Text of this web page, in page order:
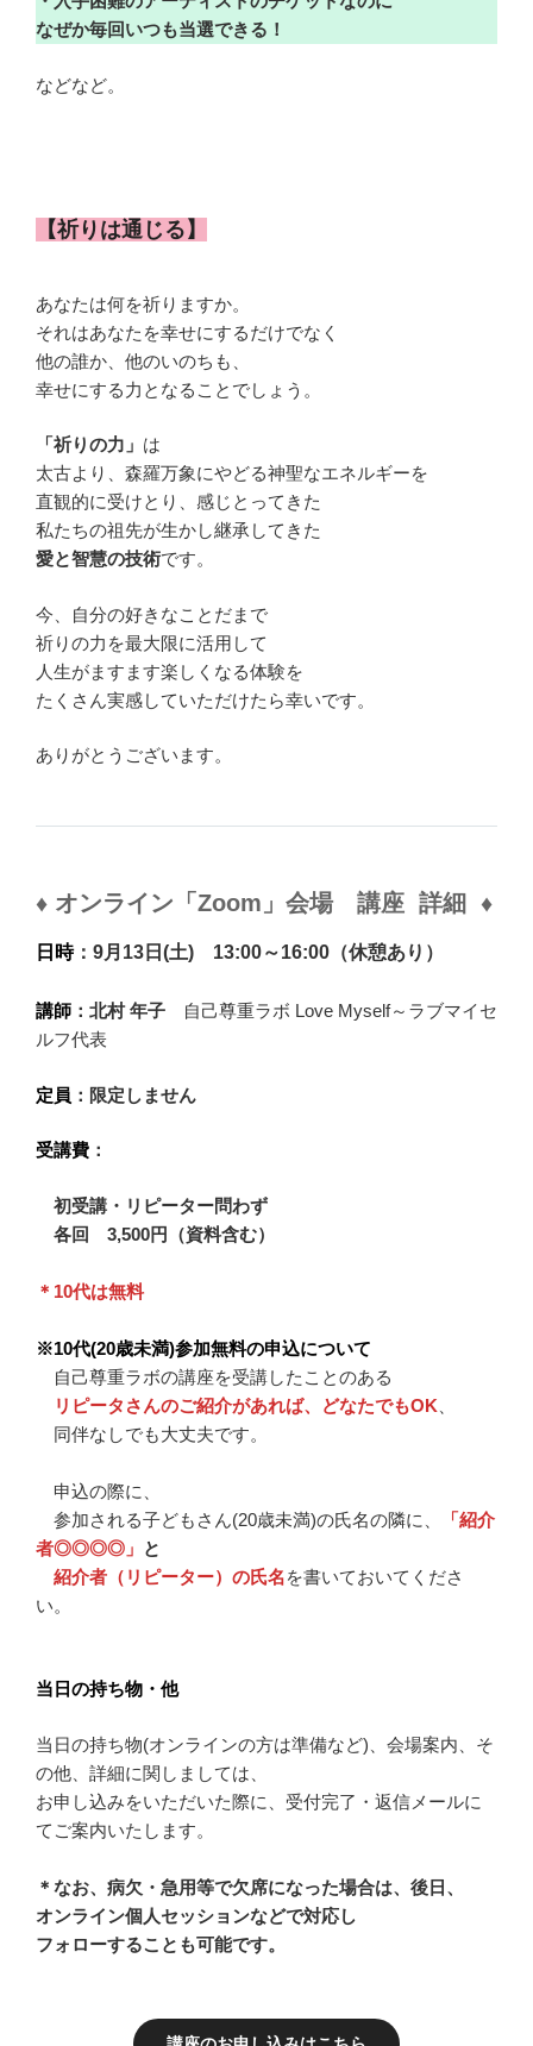
なぜか毎回いつも当選できる！
などなど。
【祈りは通じる】
あなたは何を祈りますか。
それはあなたを幸せにするだけでなく
他の誰か、他のいのちも、
幸せにする力となることでしょう。
「祈りの力」 は
太古より、森羅万象にやどる神聖なエネルギーを
直観的に受けとり、感じとってきた
私たちの祖先が生かし継承してきた
愛と智慧の技術です。
今、自分の好きなことだまで
祈りの力を最大限に活用して
人生がますます楽しくなる体験を
たくさん実感していただけたら幸いです。
ありがとうございます。
♦ オンライン「Zoom」 会場講座 詳細 ♦
日時：9月13日(土) 13:00～16:00 （休憩あり）
講師 ：北村 年子
自己尊重ラボ Love Myself～ラブマイセ
ルフ代表
定員 ： 限定しません
受講費 ：
初受講・リピーター問わず
各回 3,500円（資料含む）
＊10代は無料
※10代(20歳未満)参加無料の申込について
自己尊重ラボの講座を受講したことのある
リピータさんのご紹介があれば、どなたでもOK
同伴なしでも大丈夫です。
申込の際に、
参加される子どもさん(20歳未満)の氏名の隣に、
「紹介
者◎◎◎◎」 と
紹介者（リピーター）の氏名を書いておいてくださ
い。
当日の持ち物・他
当日の持ち物(オンラインの方は準備など)、会場案内、そ
の他、詳細に関しましては、
お申し込みをいただいた際に、受付完了・返信メールに
てご案内いたします。
＊なお、病欠・急用等で欠席になった場合は、後日、
オンライン個人セッションなどで対応し
フォローすることも可能です。